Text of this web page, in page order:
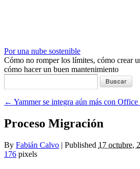
Por una nube sostenible
Cómo no romper los límites, cómo crear
cómo hacer un buen mantenimiento
← Yammer se integra aún más con Office
Proceso Migración
By Fabián Calvo | Published 17 octubre,
176 pixels